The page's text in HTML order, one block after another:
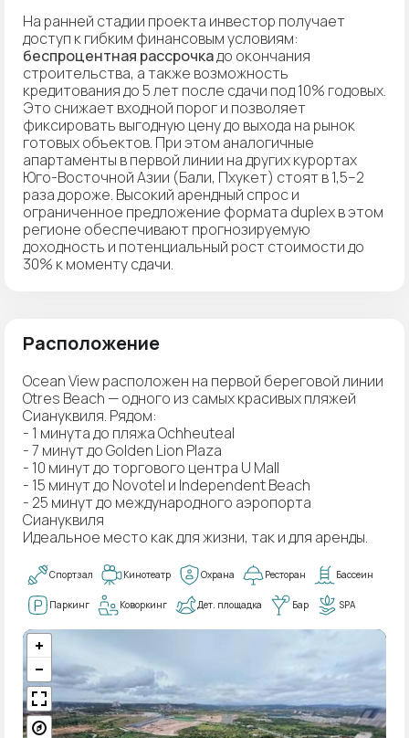
На ранней стадии проекта инвестор получает
доступ к гибким финансовым условиям:
беспроцентная рассрочкадо окончания
строительства, а также возможность
кредитования до 5 лет после сдачи под 10% годовых.
Это снижает входной порог и позволяет
фиксировать выгодную цену до выхода на рынок
готовых объектов. При этом аналогичные
апартаменты в первой линии на других курортах
Юго-Восточной Азии (Бали, Пхукет) стоят в 1,5–2
раза дороже. Высокий арендный спрос и
ограниченное предложение формата duplex в этом
регионе обеспечивают прогнозируемую
доходность и потенциальный рост стоимости до
30% к моменту сдачи.
Расположение
Ocean View расположен на первой береговой линии
Otres Beach — одного из самых красивых пляжей
Сиануквиля. Рядом:
- 1 минута до пляжа Ochheuteal
- 7 минут до Golden Lion Plaza
- 10 минут до торгового центра U Mall
- 15 минут до Novotel и Independent Beach
- 25 минут до международного аэропорта
Сиануквиля
Идеальное место как для жизни, так и для аренды.
Спортзал Кинотеатр Охрана Ресторан Бассеин
Паркинг Коворкинг Дет. площадка Бар SPA